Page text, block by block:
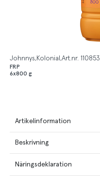
Johnnys Kolonial Art.nr. 110853
FRP
6x800 g
Artikelinformation
Beskrivning
Näringsdeklaration